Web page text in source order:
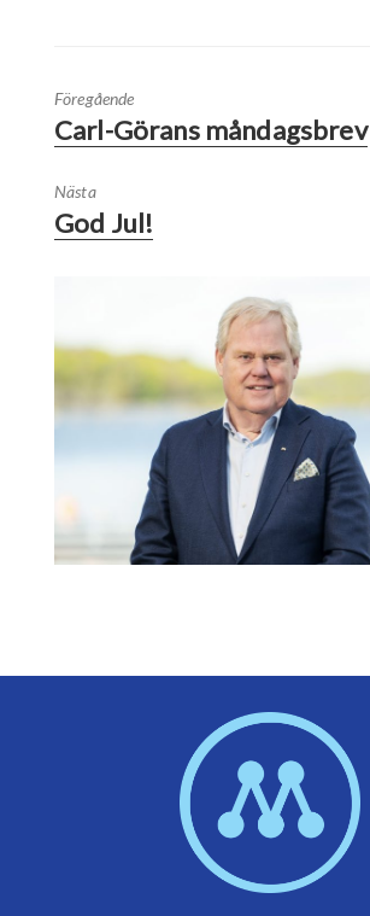
Föregående
Carl-Görans måndagsbrev
Nästa
God Jul!